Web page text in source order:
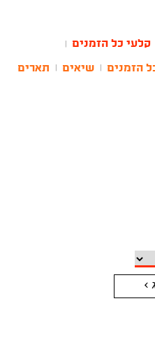
קלעי כל הזמנים
הזמנים שיאים תארים
>